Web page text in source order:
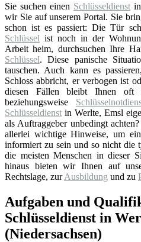
Sie suchen einen Schlüsseldienst
wir Sie auf unserem Portal. Sie
schon ist es passiert: Die Tür
Schlüssel ist noch in der
Arbeit heim, durchsuchen Ihre
Schlüssel. Diese panische
tauschen. Auch kann es
Schloss abbricht, er verbogen ist
diesen Fällen bleibt Ihnen
beziehungsweise
Schlüsseldienst in Werlte, Emsl
als Auftraggeber unbedingt
allerlei wichtige Hinweise, um
informiert zu sein und so nicht die
die meisten Menschen in dieser
hinaus bieten wir Ihnen auf
Rechtslage, zurAusbildung und zu
Aufgaben und
Schlüsseldienst in
(Niedersachsen)